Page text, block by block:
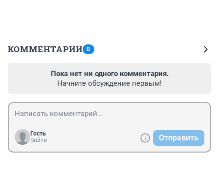
КОММЕНТАРИИ 0
Пока нет ни одного комментария.
Начните обсуждение первым!
Гость
Войти
Отправить